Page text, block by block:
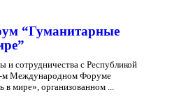
“Гуманитарные
сотрудничества с Республикой
м Международном Форуме
мире», организованном ...